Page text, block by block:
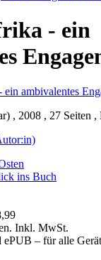
- ein
, 2008 , 27 Seiten ,
ins Buch
Inkl. MwSt.
ePUB – für alle